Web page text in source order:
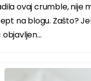
ovaj crumble, nije
na blogu. Zašto?